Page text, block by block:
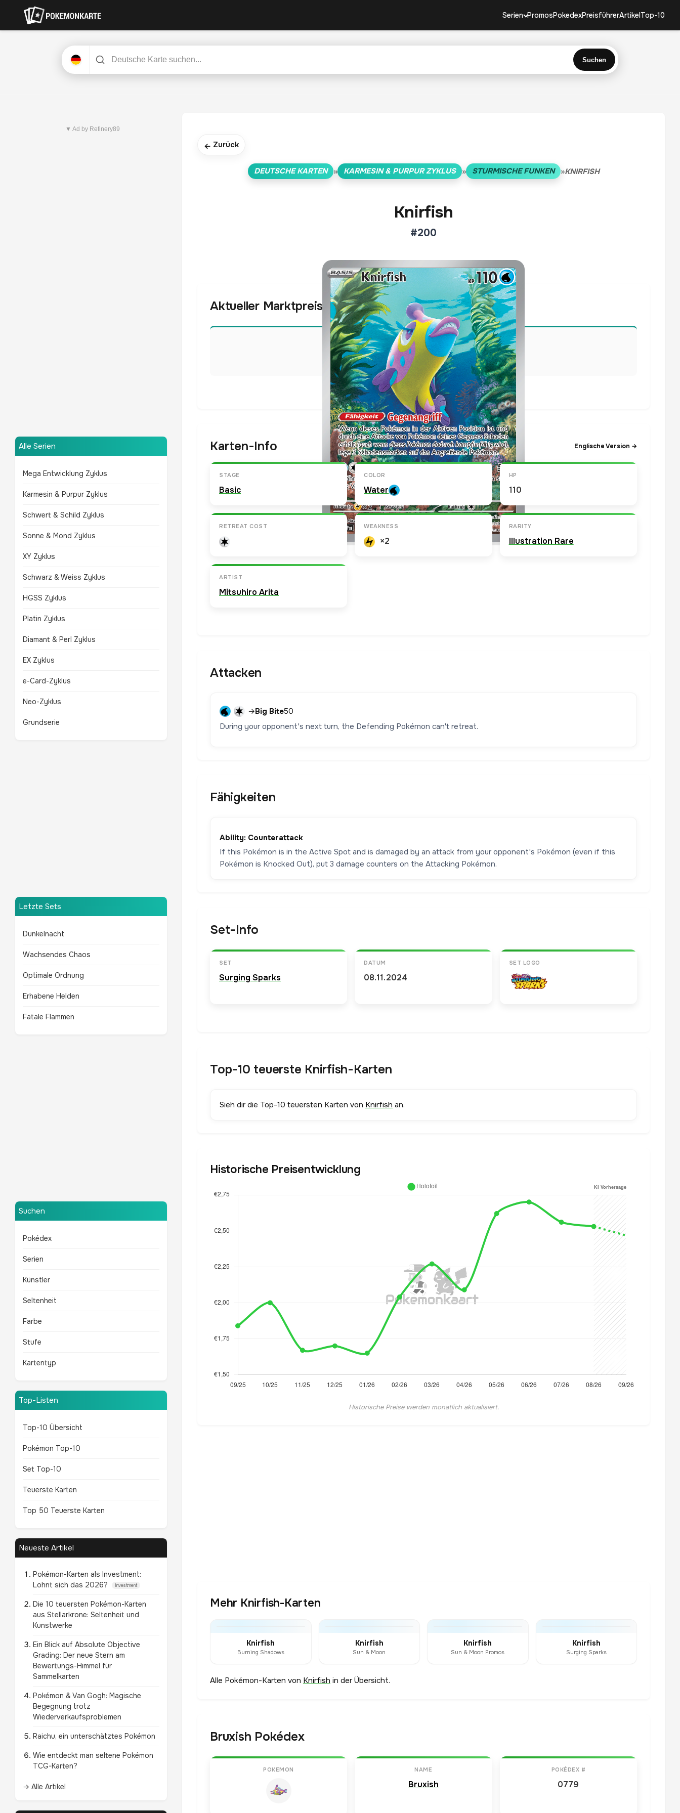
Serien PromosPokedexPreisführerArtikelTop-10
Suchen
▼ Ad by Refinery89
Alle Serien
Mega Entwicklung Zyklus
Karmesin & Purpur Zyklus
Schwert & Schild Zyklus
Sonne & Mond Zyklus
XY Zyklus
Schwarz & Weiss Zyklus
HGSS Zyklus
Platin Zyklus
Diamant & Perl Zyklus
EX Zyklus
e-Card-Zyklus
Neo-Zyklus
Grundserie
Letzte Sets
Dunkelnacht
Wachsendes Chaos
Optimale Ordnung
Erhabene Helden
Fatale Flammen
TOP 10 POKÉMON
Suchen
Pokédex
Serien
Künstler
Seltenheit
Farbe
Stufe
Kartentyp
Top-Listen
Top-10 Übersicht
Pokémon Top-10
Set Top-10
Teuerste Karten
Top 50 Teuerste Karten
Neueste Artikel
Pokémon-Karten als Investment:
Lohnt sich das 2026?
Investment
Die 10 teuersten Pokémon-Karten
aus Stellarkrone: Seltenheit und
Kunstwerke
Ein Blick auf Absolute Objective
Grading: Der neue Stern am
Bewertungs-Himmel für
Sammelkarten
Pokémon & Van Gogh: Magische
Begegnung trotz
Wiederverkaufsproblemen
Raichu, ein unterschätztes Pokémon
Wie entdeckt man seltene Pokémon
TCG-Karten?
→ Alle Artikel
← Zurück
DEUTSCHE KARTEN » KARMESIN & PURPUR ZYKLUS » STURMISCHE FUNKEN »KNIRFISH
Knirfish
#200
Aktueller Marktpreis
€2,60
Holofoil
Preise werden täglich aktualisiert.
Karten-Info Englische Version →
STAGE
Basic
COLOR
Water
HP
110
RETREAT COST WEAKNESS
×2
RARITY
Illustration Rare
ARTIST
Mitsuhiro Arita
Attacken
→Big Bite50
During your opponent's next turn, the Defending Pokémon can't retreat.
Fähigkeiten
Ability: Counterattack
If this Pokémon is in the Active Spot and is damaged by an attack from your opponent's Pokémon (even if this
Pokémon is Knocked Out), put 3 damage counters on the Attacking Pokémon.
Set-Info
SET
Surging Sparks
DATUM
08.11.2024
SET LOGO
Top-10 teuerste Knirfish-Karten
Sieh dir die Top-10 teuersten Karten von Knirfish an.
Historische Preisentwicklung
Historische Preise werden monatlich aktualisiert.
Mehr Knirfish-Karten
Knirfish
Burning Shadows
Knirfish
Sun & Moon
Knirfish
Sun & Moon Promos
Knirfish
Surging Sparks
Alle Pokémon-Karten von Knirfish in der Übersicht.
Bruxish Pokédex
POKEMON NAME
Bruxish
POKÉDEX #
0779